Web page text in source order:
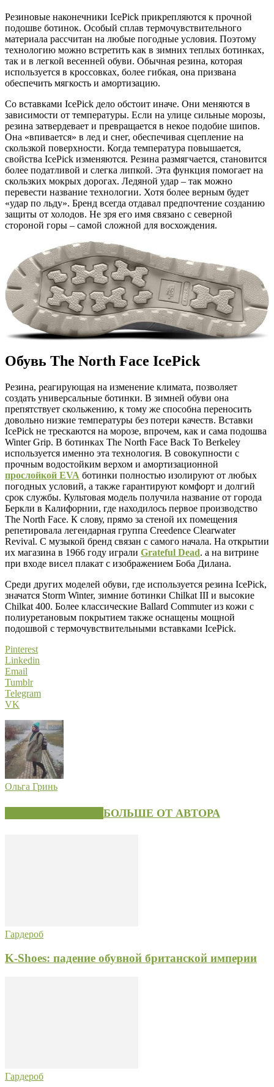
Резиновые наконечники IcePick прикрепляются к прочной
подошве ботинок. Особый сплав термочувствительного
материала рассчитан на любые погодные условия. Поэтому
технологию можно встретить как в зимних теплых ботинках,
так и в легкой весенней обуви. Обычная резина, которая
используется в кроссовках, более гибкая, она призвана
обеспечить мягкость и амортизацию.
Со вставками IcePick дело обстоит иначе. Они меняются в
зависимости от температуры. Если на улице сильные морозы,
резина затвердевает и превращается в некое подобие шипов.
Она «впивается» в лед и снег, обеспечивая сцепление на
скользкой поверхности. Когда температура повышается,
свойства IcePick изменяются. Резина размягчается, становится
более податливой и слегка липкой. Эта функция помогает на
скользких мокрых дорогах. Ледяной удар – так можно
перевести название технологии. Хотя более верным будет
«удар по льду». Бренд всегда отдавал предпочтение созданию
защиты от холодов. Не зря его имя связано с северной
стороной горы – самой сложной для восхождения.
Обувь The North Face IcePick
Резина, реагирующая на изменение климата, позволяет
создать универсальные ботинки. В зимней обуви она
препятствует скольжению, к тому же способна переносить
довольно низкие температуры без потери качеств. Вставки
IcePick не трескаются на морозе, впрочем, как и сама подошва
Winter Grip. В ботинках The North Face Back To Berkeley
используется именно эта технология. В совокупности с
прочным водостойким верхом и амортизационной
прослойкой EVA ботинки полностью изолируют от любых
погодных условий, а также гарантируют комфорт и долгий
срок службы. Культовая модель получила название от города
Беркли в Калифорнии, где находилось первое производство
The North Face. К слову, прямо за стеной их помещения
репетировала легендарная группа Creedence Clearwater
Revival. С музыкой бренд связан с самого начала. На открытии
их магазина в 1966 году играли Grateful Dead. а на витрине
при входе висел плакат с изображением Боба Дилана.
Среди других моделей обуви, где используется резина IcePick,
значатся Storm Winter, зимние ботинки Chilkat III и высокие
Chilkat 400. Более классические Ballard Commuter из кожи с
полиуретановым покрытием также оснащены мощной
подошвой с термочувствительными вставками IcePick.
Pinterest
Linkedin
Email
Tumblr
Telegram
VK
Ольга Гринь
БОЛЬШЕ ОТ АВТОРА
Гардероб
K-Shoes: падение обувной британской империи
Гардероб